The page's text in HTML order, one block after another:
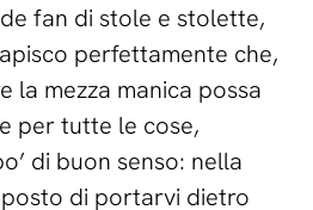
fan di stole e stolette,
perfettamente che,
la mezza manica possa
per tutte le cose,
di buon senso: nella
posto di portarvi dietro